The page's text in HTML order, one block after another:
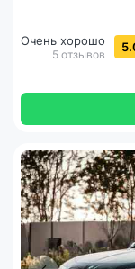
Очень хорошо
5 отзывов